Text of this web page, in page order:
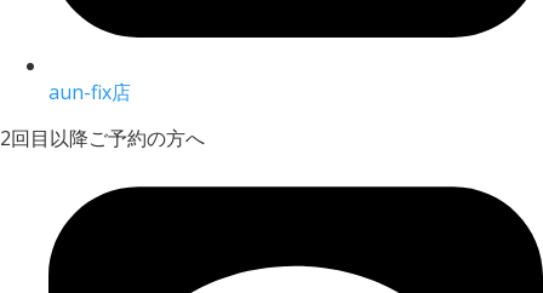
aun-fix店
2回目以降ご予約の方へ